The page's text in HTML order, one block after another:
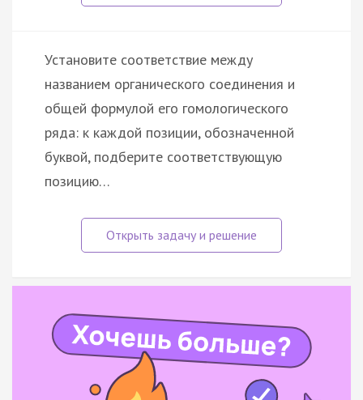
Установите соответствие между
названием органического соединения и
общей формулой его гомологического
ряда: к каждой позиции, обозначенной
буквой, подберите соответствующую
позицию…